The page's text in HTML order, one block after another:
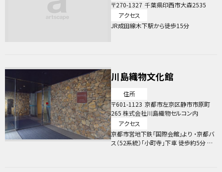
270-1327 千葉県印西市大森2535
アクセス
JR成田線木下駅から徒歩15分
川島織物文化館
住所
601-1123 京都市左京区静市市原町
265 株式会社川島織物セルコン内
アクセス
京都市営地下鉄「国際会館」より ・京都バ
ス（52系統）「小町寺」下車 徒歩約5分 ・